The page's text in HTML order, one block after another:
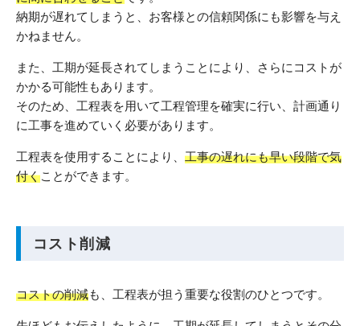
納期が遅れてしまうと、お客様との信頼関係にも影響を与え
かねません。
また、工期が延長されてしまうことにより、さらにコストが
かかる可能性もあります。
そのため、工程表を用いて工程管理を確実に行い、計画通り
に工事を進めていく必要があります。
工程表を使用することにより、 工事の遅れにも早い段階で気
付くことができます。
コスト削減
コストの削減も、工程表が担う重要な役割のひとつです。